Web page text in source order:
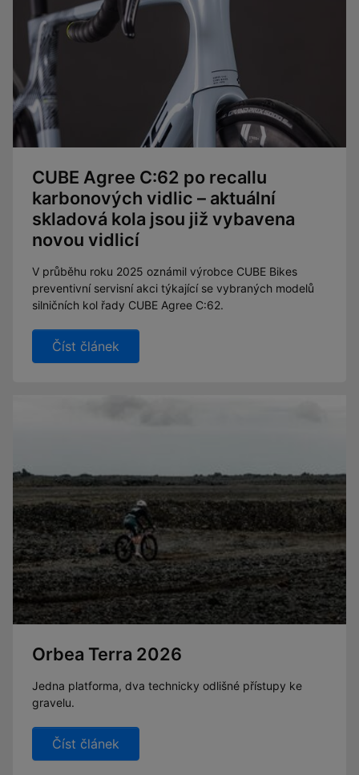
CUBE Agree C:62 po recallu
karbonových vidlic – aktuální
skladová kola jsou již vybavena
novou vidlicí
V průběhu roku 2025 oznámil výrobce CUBE Bikes
preventivní servisní akci týkající se vybraných modelů
silničních kol řady CUBE Agree C:62.
Číst článek
Orbea Terra 2026
Jedna platforma, dva technicky odlišné přístupy ke
gravelu.
Číst článek